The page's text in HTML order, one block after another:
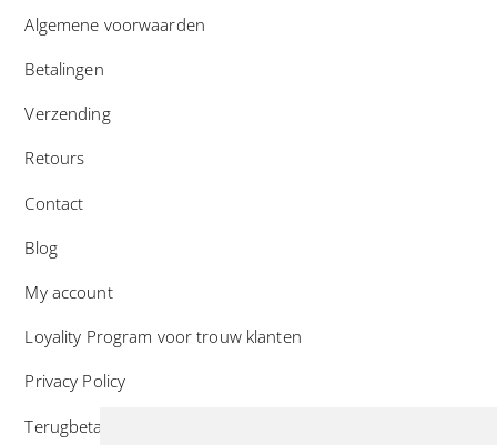
Algemene voorwaarden
Betalingen
Verzending
Retours
Contact
Blog
My account
Loyality Program voor trouw klanten
Privacy Policy
Terugbetaal- en retourneringsbeleid